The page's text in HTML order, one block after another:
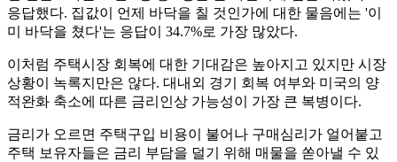
응답했다. 집값이 언제 바닥을 칠 것인가에 대한 물음에는 '이
미 바닥을 쳤다'는 응답이 34.7%로 가장 많았다.
이처럼 주택시장 회복에 대한 기대감은 높아지고 있지만 시장
상황이 녹록지만은 않다. 대내외 경기 회복 여부와 미국의 양
적완화 축소에 따른 금리인상 가능성이 가장 큰 복병이다.
금리가 오르면 주택구입 비용이 불어나 구매심리가 얼어붙고
주택 보유자들은 금리 부담을 덜기 위해 매물을 쏟아낼 수 있